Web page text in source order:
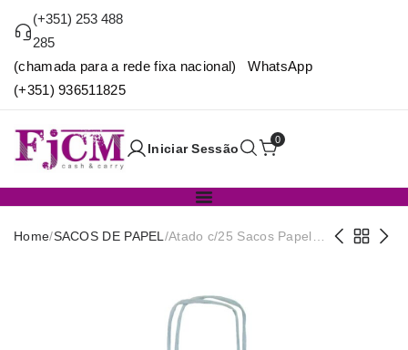
(+351) 253 488
285
(chamada para a rede fixa nacional) WhatsApp
(+351) 936511825
Iniciar Sessão
0
Home/SACOS DE PAPEL /Atado c/25 Sacos Papel